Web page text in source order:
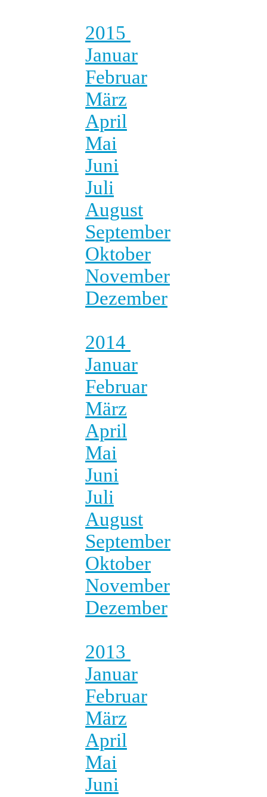
2015
Januar
Februar
März
April
Mai
Juni
Juli
August
September
Oktober
November
Dezember
2014
Januar
Februar
März
April
Mai
Juni
Juli
August
September
Oktober
November
Dezember
2013
Januar
Februar
März
April
Mai
Juni